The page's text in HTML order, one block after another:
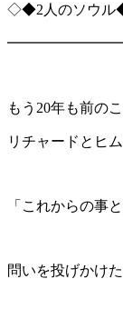
◇◆2 人のソウ
もう 20年も前の
リチャードとヒ
「これからの事
問いを投げかけ